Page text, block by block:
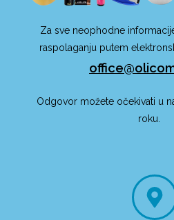
Za sve neophodne
raspolaganju putem
Odgovor možete očekivati u
roku.